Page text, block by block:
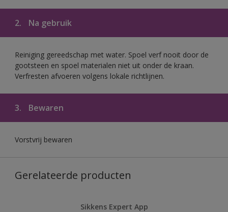
2. Na gebruik
Reiniging gereedschap met water. Spoel verf nooit door de
gootsteen en spoel materialen niet uit onder de kraan.
Verfresten afvoeren volgens lokale richtlijnen.
3. Bewaren
Vorstvrij bewaren
Gerelateerde producten
Sikkens Expert App